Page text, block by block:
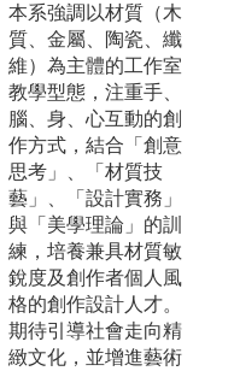
本系強調以材質（木
質、金屬、陶瓷、纖
維）為主體的工作室
教學型態，注重手、
腦、身、心互動的創
作方式，結合「創意
思考」、「材質技
藝」、「設計實務」
與「美學理論」的訓
練，培養兼具材質敏
銳度及創作者個人風
格的創作設計人才。
期待引導社會走向精
緻文化，並增進藝術